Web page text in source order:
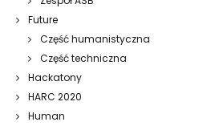
Future
Część humanistyczna
Część techniczna
Hackatony
HARC 2020
Human